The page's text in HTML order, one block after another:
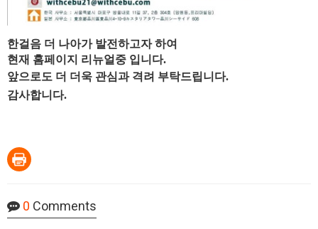
한걸음 더 나아가 발전하고자 하여
현재 홈페이지 리뉴얼중 입니다.
앞으로도 더 더욱 관심과 격려 부탁드립니다.
감사합니다.
0 Comments